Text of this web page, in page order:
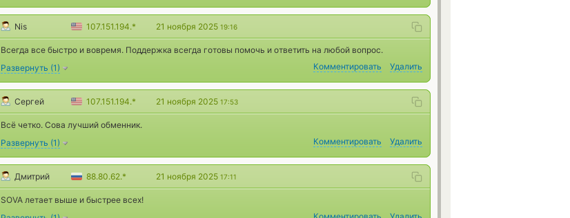
Nis 107.151.194.* 21 ноября 2025 19:16
Всегда все быстро и вовремя. Поддержка всегда готовы помочь и ответить на любой вопрос.
Развернуть (1) Комментировать Удалить
Сергей 107.151.194.* 21 ноября 2025 17:53
Всё четко. Сова лучший обменник.
Развернуть (1) Комментировать Удалить
Дмитрий 88.80.62.* 21 ноября 2025 17:11
SOVA летает выше и быстрее всех!